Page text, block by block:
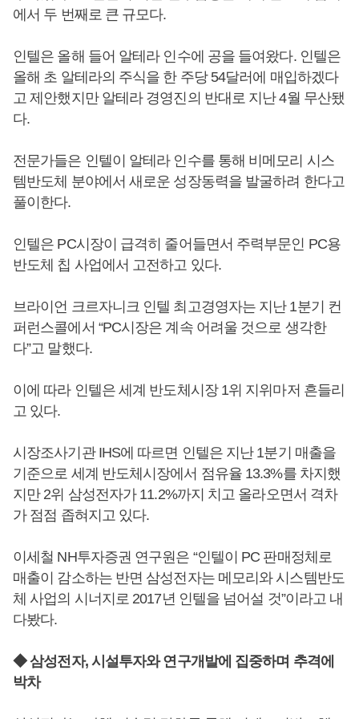
에서 두 번째로 큰 규모다.
인텔은 올해 들어 알테라 인수에 공을 들여왔다. 인텔은
올해 초 알테라의 주식을 한 주당 54달러에 매입하겠다
고 제안했지만 알테라 경영진의 반대로 지난 4월 무산됐
다.
전문가들은 인텔이 알테라 인수를 통해 비메모리 시스
템반도체 분야에서 새로운 성장동력을 발굴하려 한다고
풀이한다.
인텔은 PC시장이 급격히 줄어들면서 주력부문인 PC용
반도체 칩 사업에서 고전하고 있다.
브라이언 크르자니크 인텔 최고경영자는 지난 1분기 컨
퍼런스콜에서 “PC시장은 계속 어려울 것으로 생각한
다”고 말했다.
이에 따라 인텔은 세계 반도체시장 1위 지위마저 흔들리
고 있다.
시장조사기관 IHS에 따르면 인텔은 지난 1분기 매출을
기준으로 세계 반도체시장에서 점유율 13.3%를 차지했
지만 2위 삼성전자가 11.2%까지 치고 올라오면서 격차
가 점점 좁혀지고 있다.
이세철 NH투자증권 연구원은 “인텔이 PC 판매정체로
매출이 감소하는 반면 삼성전자는 메모리와 시스템반도
체 사업의 시너지로 2017년 인텔을 넘어설 것”이라고 내
다봤다.
◆ 삼성전자, 시설투자와 연구개발에 집중하며 추격에
박차